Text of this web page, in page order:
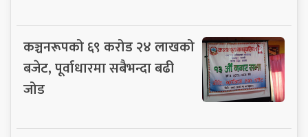
कञ्चनरूपको ६९ करोड २४ लाखको
बजेट, पूर्वाधारमा सबैभन्दा बढी
जोड